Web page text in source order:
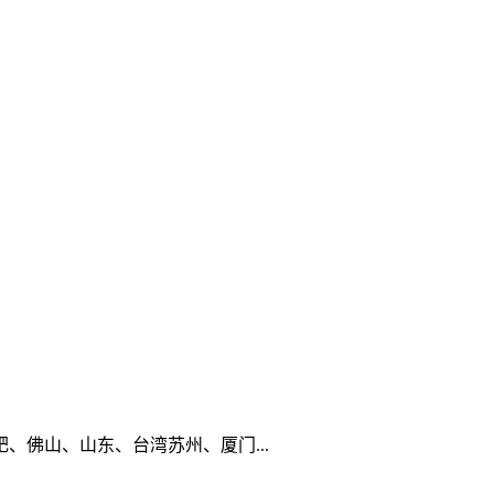
佛山、山东、台湾苏州、厦门...